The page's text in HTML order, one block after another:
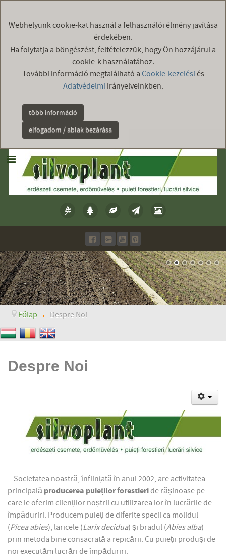
Webhelyünk cookie-kat használ a felhasználói élmény javítása
érdekében.
Ha folytatja a böngészést, feltételezzük, hogy Ön hozzájárul a
cookie-k használatához.
További információ megtalálható a Cookie-kezelési és
Adatvédelmi irányelveinkben.
több információ
elfogadom / ablak bezárása
Főlap Despre Noi
Despre Noi
Societatea noastră, înființată în anul 2002, are activitatea
principală producerea puieților forestieride rășinoase pe
care le oferim clienților noștrii cu utilizarea lor în lucrările de
împăduriri. Producem puieți de diferite specii ca molidul
(Picea abies), laricele (Larix decidua) și bradul (Abies alba)
prin metoda bine consacrată a repicării. Cu puieții produși de
noi executăm lucrări de împăduriri.